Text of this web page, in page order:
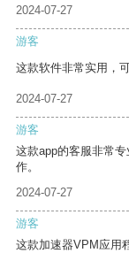
2024-07-27
游客
这款软件非常实用，
2024-07-27
游客
这款app的客服非常
作。
2024-07-27
游客
这款加速器VPM应用